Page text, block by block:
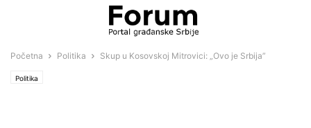
Početna Politika Skup u Kosovskoj Mitrovici: „Ovo je Srbija”
Politika